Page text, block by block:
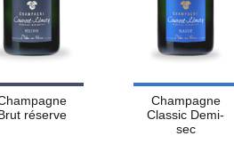
réserve
Champagne
Classic Demi-
sec